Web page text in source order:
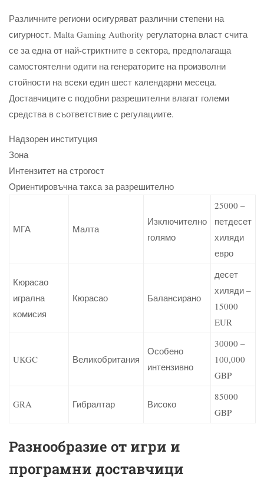
Различните региони осигуряват различни степени на
сигурност. Malta Gaming Authority регулаторна власт счита
се за една от най-стриктните в сектора, предполагаща
самостоятелни одити на генераторите на произволни
стойности на всеки един шест календарни месеца.
Доставчиците с подобни разрешителни влагат големи
средства в съответствие с регулациите.
Надзорен институция
Зона
Интензитет на строгост
Ориентировъчна такса за разрешително
МГА Малта
Изключително
голямо
25000 –
петдесет
хиляди
евро
Кюрасао
игрална
комисия
Кюрасао Балансирано
десет
хиляди –
15000
EUR
UKGC Великобритания
Особено
интензивно
30000 –
100,000
GBP
GRA Гибралтар Високо
85000
GBP
Разнообразие от игри и
програмни доставчици